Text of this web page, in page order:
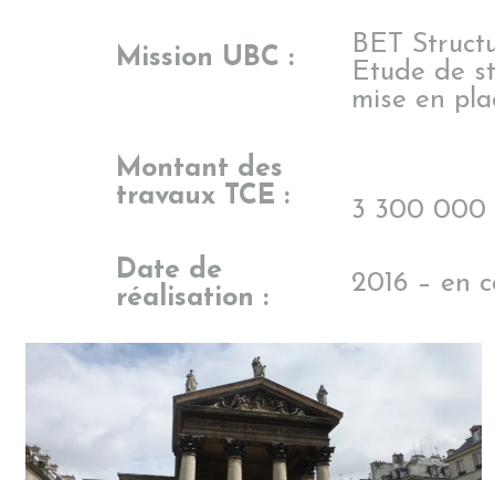
Mission UBC :
Montant des
travaux TCE :
BET
Etude de
mise en
3 300 000
Date de
réalisation :
2016 – en